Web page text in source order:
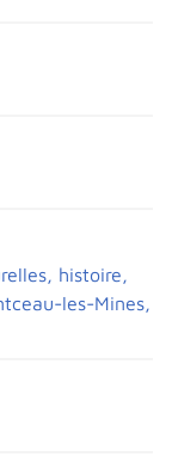
histoire,
les-Mines,